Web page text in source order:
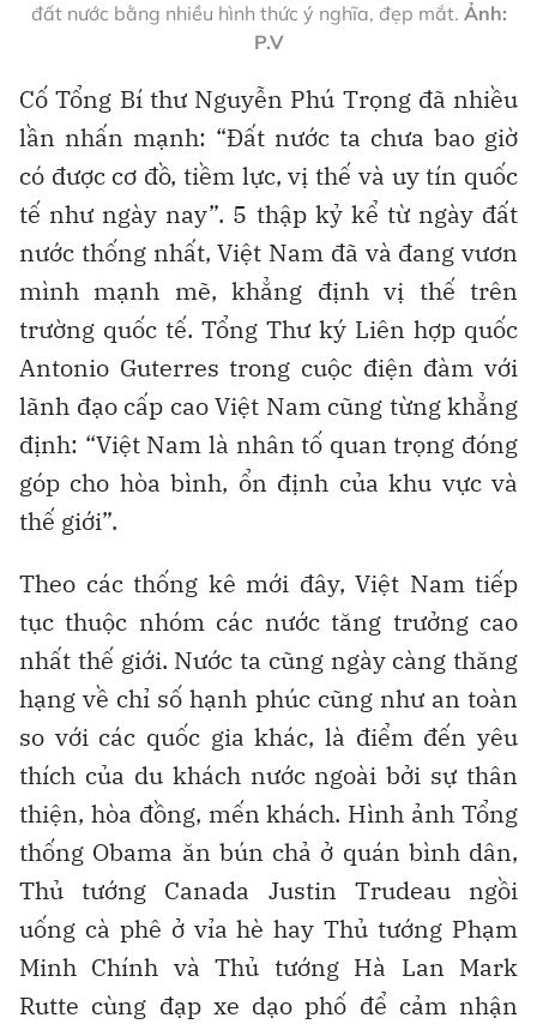
đất nước bằng nhiều hình thức ý nghĩa, đẹp mắt. Ảnh:
P.V
Cố Tổng Bí thư Nguyễn Phú Trọng đã nhiều
lần nhấn mạnh: “Đất nước ta chưa bao giờ
có được cơ đồ, tiềm lực, vị thế và uy tín quốc
tế như ngày nay”. 5 thập kỷ kể từ ngày đất
nước thống nhất, Việt Nam đã và đang vươn
mình mạnh mẽ, khẳng định vị thế trên
trường quốc tế. Tổng Thư ký Liên hợp quốc
Antonio Guterres trong cuộc điện đàm với
lãnh đạo cấp cao Việt Nam cũng từng khẳng
định: “Việt Nam là nhân tố quan trọng đóng
góp cho hòa bình, ổn định của khu vực và
thế giới”.
Theo các thống kê mới đây, Việt Nam tiếp
tục thuộc nhóm các nước tăng trưởng cao
nhất thế giới. Nước ta cũng ngày càng thăng
hạng về chỉ số hạnh phúc cũng như an toàn
so với các quốc gia khác, là điểm đến yêu
thích của du khách nước ngoài bởi sự thân
thiện, hòa đồng, mến khách. Hình ảnh Tổng
thống Obama ăn bún chả ở quán bình dân,
Thủ tướng Canada Justin Trudeau ngồi
uống cà phê ở vỉa hè hay Thủ tướng Phạm
Minh Chính và Thủ tướng Hà Lan Mark
Rutte cùng đạp xe dạo phố để cảm nhận